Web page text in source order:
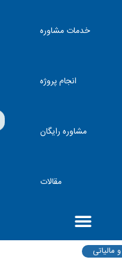
خدمات مشاوره
انجام پروژه
مشاوره رایگان
مقالات
مالیاتی